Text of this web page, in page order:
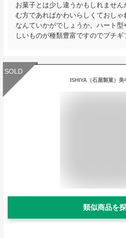
お菓子とは少し違うかもしれませ
む方であればかわいらしくておしゃ
なんていかがでしょうか。ハート
しいものが種類豊富ですのでプチギ
SOLD
ISHIYA（石屋製菓）美
類似商品を